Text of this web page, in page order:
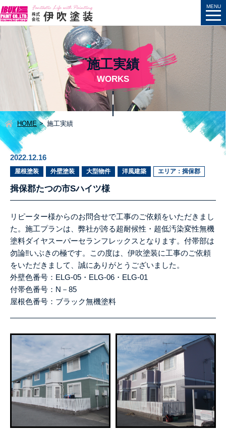
施工実績
WORKS
HOME 施工実績
2022.12.16
屋根塗装 外壁塗装 大型物件 洋風建築 エリア：揖保郡
揖保郡たつの市Sハイツ様
リピーター様からのお問合せで工事のご依頼をいただきまし
た。施工プランは、弊社が誇る超耐候性・超低汚染変性無機
塗料ダイヤスーパーセランフレックスとなります。付帯部は
勿論‼いぶきの極です。この度は、伊吹塗装に工事のご依頼
をいただきまして、誠にありがとうございました。
外壁色番号：ELG-05・ELG-06・ELG-01
付帯色番号：N－85
屋根色番号：ブラック無機塗料